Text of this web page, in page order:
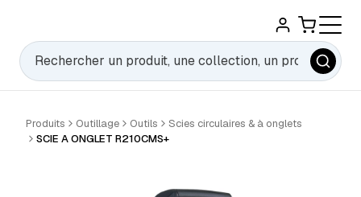
Rechercher
Produits Outillage Outils
Scies circulaires & à onglets
SCIE A ONGLET R210CMS+